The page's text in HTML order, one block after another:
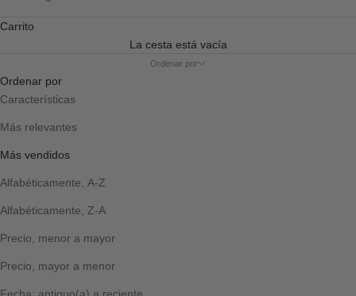
Carrito
La cesta está vacía
Ordenar por
Ordenar por
Características
Más relevantes
Más vendidos
Alfabéticamente, A-Z
Alfabéticamente, Z-A
Precio, menor a mayor
Precio, mayor a menor